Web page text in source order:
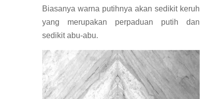
Biasanya warna putihnya akan sedikit keruh
yang merupakan perpaduan putih dan
sedikit abu-abu.